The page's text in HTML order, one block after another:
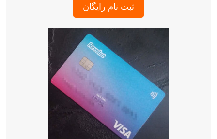
ثبت نام رایگان